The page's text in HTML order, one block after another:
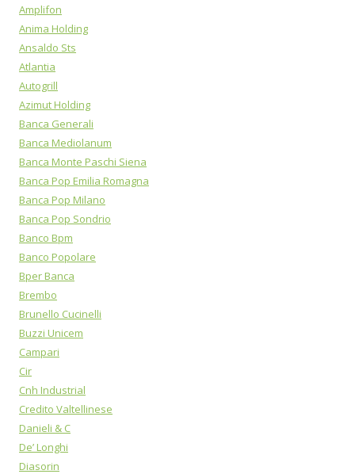
Amplifon
Anima Holding
Ansaldo Sts
Atlantia
Autogrill
Azimut Holding
Banca Generali
Banca Mediolanum
Banca Monte Paschi Siena
Banca Pop Emilia Romagna
Banca Pop Milano
Banca Pop Sondrio
Banco Bpm
Banco Popolare
Bper Banca
Brembo
Brunello Cucinelli
Buzzi Unicem
Campari
Cir
Cnh Industrial
Credito Valtellinese
Danieli & C
De’ Longhi
Diasorin